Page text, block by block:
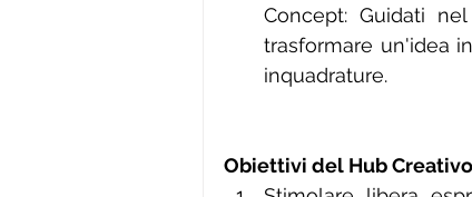
Concept: Guidati
trasformare un'idea
inquadrature.
Obiettivi del Hub